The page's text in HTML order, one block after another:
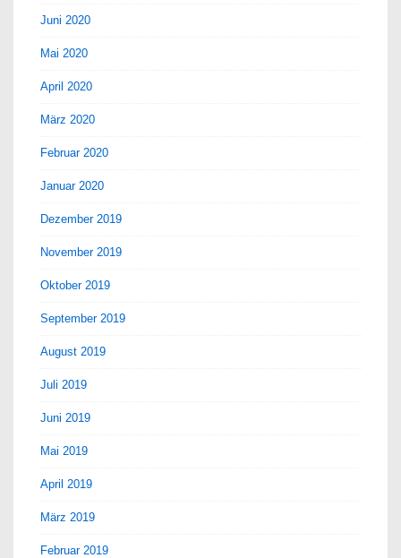
Juni 2020
Mai 2020
April 2020
März 2020
Februar 2020
Januar 2020
Dezember 2019
November 2019
Oktober 2019
September 2019
August 2019
Juli 2019
Juni 2019
Mai 2019
April 2019
März 2019
Februar 2019